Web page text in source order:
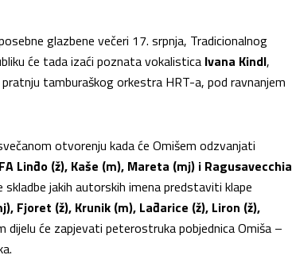
glazbene večeri 17. srpnja, Tradicionalnog
će tada izaći poznata vokalistica Ivana Kindl,
tamburaškog orkestra HRT-a, pod ravnanjem
otvorenju kada će Omišem odzvanjati
Linđo (ž), Kaše (m), Mareta (mj) i Ragusavecchia
jakih autorskih imena predstaviti klape
Fjoret (ž), Krunik (m), Lađarice (ž), Liron (ž),
dijelu će zapjevati peterostruka pobjednica Omiša –